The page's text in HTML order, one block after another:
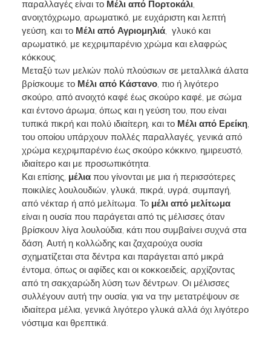
παραλλαγές είναι το Μέλι από Πορτοκάλι,
ανοιχτόχρωμο, αρωματικό, με ευχάριστη και λεπτή
γεύση, και το Μέλι από Αγριομηλιά, γλυκό και
αρωματικό, με κεχριμπαρένιο χρώμα και ελαφρώς
κόκκους.
Μεταξύ των μελιών πολύ πλούσιων σε μεταλλικά άλατα
βρίσκουμε το Μέλι από Κάστανο, πιο ή λιγότερο
σκούρο, από ανοιχτό καφέ έως σκούρο καφέ, με σώμα
και έντονο άρωμα, όπως και η γεύση του, που είναι
τυπικά πικρή και πολύ ιδιαίτερη, και το Μέλι από Ερείκη,
του οποίου υπάρχουν πολλές παραλλαγές, γενικά από
χρώμα κεχριμπαρένιο έως σκούρο κόκκινο, ημιρευστό,
ιδιαίτερο και με προσωπικότητα.
Και επίσης, μέλιαπου γίνονται με μια ή περισσότερες
ποικιλίες λουλουδιών, γλυκά, πικρά, υγρά, συμπαγή,
από νέκταρ ή από μελίτωμα. Το μέλι από μελίτωμα
είναι η ουσία που παράγεται από τις μέλισσες όταν
βρίσκουν λίγα λουλούδια, κάτι που συμβαίνει συχνά στα
δάση. Αυτή η κολλώδης και ζαχαρούχα ουσία
σχηματίζεται στα δέντρα και παράγεται από μικρά
έντομα, όπως οι αφίδες και οι κοκκοειδείς, αρχίζοντας
από τη σακχαρώδη λύση των δέντρων. Οι μέλισσες
συλλέγουν αυτή την ουσία, για να την μετατρέψουν σε
ιδιαίτερα μέλια, γενικά λιγότερο γλυκά αλλά όχι λιγότερο
νόστιμα και θρεπτικά.